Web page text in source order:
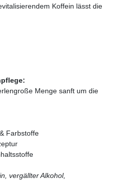
Koffein lässt die
Menge sanft um die
Farbstoffe
vergällter Alkohol,